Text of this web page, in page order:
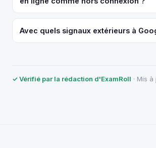
Avec quels signaux extérieurs à
✓ Vérifié par la rédaction d'ExamRoll · Mis